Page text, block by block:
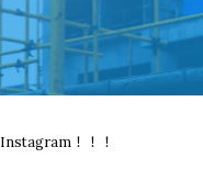
Instagram！！！